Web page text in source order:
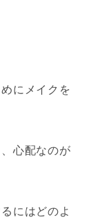
にメイクを
心配なのが
にはどのよ